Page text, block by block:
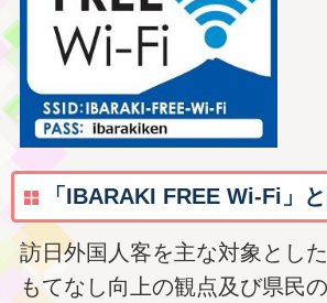
「IBARAKI FREE Wi-Fi」
訪日外国人客を主な対象とし
もてなし向上の観点及び県民